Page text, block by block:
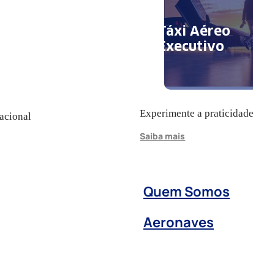
Táxi Aéreo
Executivo
Experimente a
Saiba mais
Quem Somos
Aeronaves